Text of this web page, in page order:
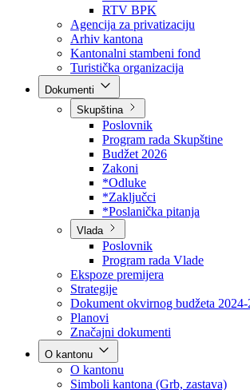
Direkcija za šumarstvo
Javna preduzeća
BPK šume
RTV BPK
Agencija za privatizaciju
Arhiv kantona
Kantonalni stambeni fond
Turistička organizacija
Skupština
Poslovnik
Program rada Skupštine
Budžet 2026
Zakoni
*Odluke
*Zaključci
*Poslanička pitanja
Vlada
Poslovnik
Program rada Vlade
Ekspoze premijera
Strategije
Dokument okvirnog budžeta 2024-
Planovi
Značajni dokumenti